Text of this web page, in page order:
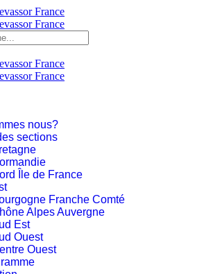
nous?
sections
Île de France
Franche Comté
Alpes Auvergne
Est
Ouest
Ouest